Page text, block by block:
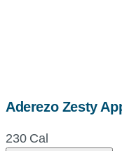
Aderezo Zesty
230 Cal